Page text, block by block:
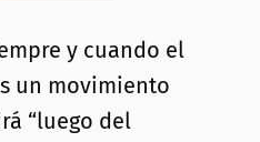
y cuando el
un movimiento
“luego del